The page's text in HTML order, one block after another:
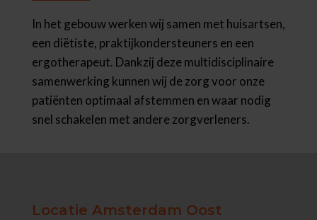
In het gebouw werken wij samen met huisartsen,
een diëtiste, praktijkondersteuners en een
ergotherapeut. Dankzij deze multidisciplinaire
samenwerking kunnen wij de zorg voor onze
patiënten optimaal afstemmen en waar nodig
snel schakelen met andere zorgverleners.
Locatie Amsterdam Oost